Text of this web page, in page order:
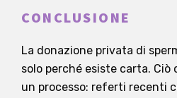
CONCLUSIONE
La donazione privata di
solo perché esiste carta. Ciò
un processo: referti recenti